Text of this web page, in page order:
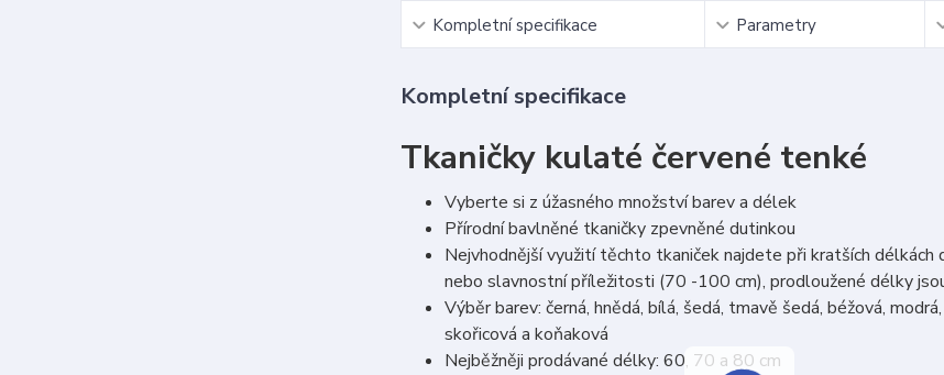
Kompletní specifikace Parametry
Kompletní specifikace
Tkaničky kulaté červené tenké
Vyberte si z úžasného množství barev a délek
Přírodní bavlněné tkaničky zpevněné dutinkou
Nejvhodnější využití těchto tkaniček najdete při kratších
nebo slavnostní příležitosti (70 -100 cm), prodloužené délky
Výběr barev: černá, hnědá, bílá, šedá, tmavě šedá, béžová,
skořicová a koňaková
Nejběžněji prodávané délky: 60, 70 a 80 cm